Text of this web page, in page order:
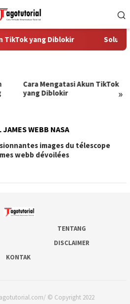
TikTok yang Diblokir Solusi
»
Cara Mengatasi Akun TikTok
yang Diblokir
JAMES WEBB NASA
images du télescope
webb dévoilées
TENTANG
DISCLAIMER
KONTAK
© Copyright 2022